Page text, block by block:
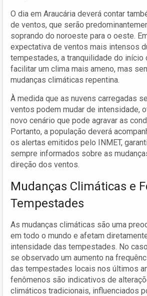
O dia em Araucária deverá contar
de ventos, que serão
soprando do noroeste para o oeste.
expectativa de ventos mais intensos
tempestades, a tranquilidade do início
facilitar um clima mais ameno, mas
mudanças climáticas repentina.
À medida que as nuvens carregadas
ventos podem mudar de intensidade,
novo cenário que pode agravar as
Portanto, a população deverá
os alertas emitidos pelo INMET,
sempre informados sobre as
direção dos ventos.
Mudanças Climáticas e
Tempestades
As mudanças climáticas são uma
em todo o mundo e afetam
intensidade das tempestades. No
se observado um aumento na
das tempestades locais nos últimos
fenômenos são indicativos de
climáticos tradicionais, influenciados